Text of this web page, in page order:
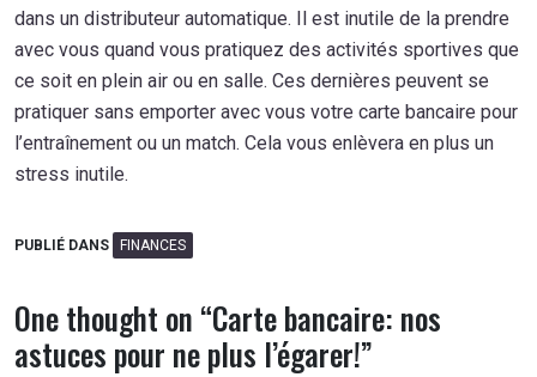
dans un distributeur automatique. Il est inutile de la prendre
avec vous quand vous pratiquez des activités sportives que
ce soit en plein air ou en salle. Ces dernières peuvent se
pratiquer sans emporter avec vous votre carte bancaire pour
l’entraînement ou un match. Cela vous enlèvera en plus un
stress inutile.
PUBLIÉ DANS FINANCES
One thought on “Carte bancaire: nos
astuces pour ne plus l’égarer!”